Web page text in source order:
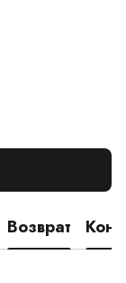
Возврат